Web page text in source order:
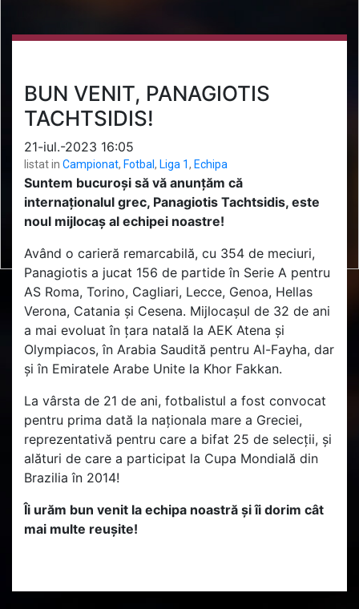
BUN VENIT, PANAGIOTIS
TACHTSIDIS!
21-iul.-2023 16:05
listat in Campionat, Fotbal , Liga 1, Echipa
Suntem bucuroși să vă anunțăm că
internaționalul grec, Panagiotis Tachtsidis, este
noul mijlocaș al echipei noastre!
Având o carieră remarcabilă, cu 354 de meciuri,
Panagiotis a jucat 156 de partide în Serie A pentru
AS Roma, Torino, Cagliari, Lecce, Genoa, Hellas
Verona, Catania și Cesena. Mijlocașul de 32 de ani
a mai evoluat în țara natală la AEK Atena și
Olympiacos, în Arabia Saudită pentru Al-Fayha, dar
și în Emiratele Arabe Unite la Khor Fakkan.
La vârsta de 21 de ani, fotbalistul a fost convocat
pentru prima dată la naționala mare a Greciei,
reprezentativă pentru care a bifat 25 de selecții, și
alături de care a participat la Cupa Mondială din
Brazilia în 2014!
Îi urăm bun venit la echipa noastră și îi dorim cât
mai multe reușite!